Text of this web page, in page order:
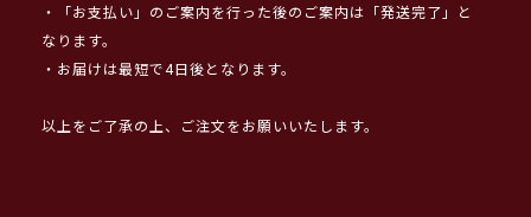
・「お支払い」のご案内を行った後のご案内は「発送完了」と
なります。
・お届けは最短で4日後となります。
以上をご了承の上、ご注文をお願いいたします。